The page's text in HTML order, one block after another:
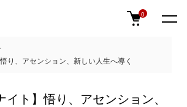
0
り、アセンション、新しい人生へ導く
イト】悟り、アセンション、